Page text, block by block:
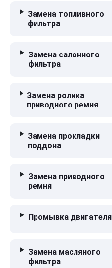
Замена топливного
фильтра
Замена салонного
фильтра
Замена ролика
приводного ремня
Замена прокладки
поддона
Замена приводного
ремня
Промывка двигателя
Замена масляного
фильтра